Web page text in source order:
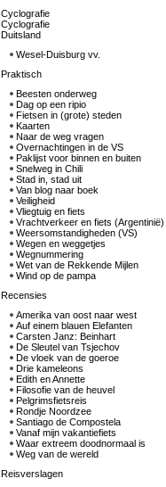
Cyclografie
Cyclografie
Duitsland
Wesel-Duisburg vv.
Praktisch
Beesten onderweg
Dag op een ripio
Fietsen in (grote) steden
Kaarten
Naar de weg vragen
Overnachtingen in de VS
Paklijst voor binnen en buiten
Snelweg in Chili
Stad in, stad uit
Van blog naar boek
Veiligheid
Vliegtuig en fiets
Vrachtverkeer en fiets (Argentinië)
Weersomstandigheden (VS)
Wegen en weggetjes
Wegnummering
Wet van de Rekkende Mijlen
Wind op de pampa
Recensies
Amerika van oost naar west
Auf einem blauen Elefanten
Carsten Janz: Beinhart
De Sleutel van Tsjechov
De vloek van de goeroe
Drie kameleons
Edith en Annette
Filosofie van de heuvel
Pelgrimsfietsreis
Rondje Noordzee
Santiago de Compostela
Vanaf mijn vakantiefiets
Waar extreem doodnormaal is
Weg van de wereld
Reisverslagen